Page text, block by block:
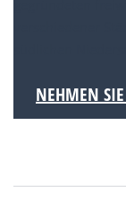
NEHMEN